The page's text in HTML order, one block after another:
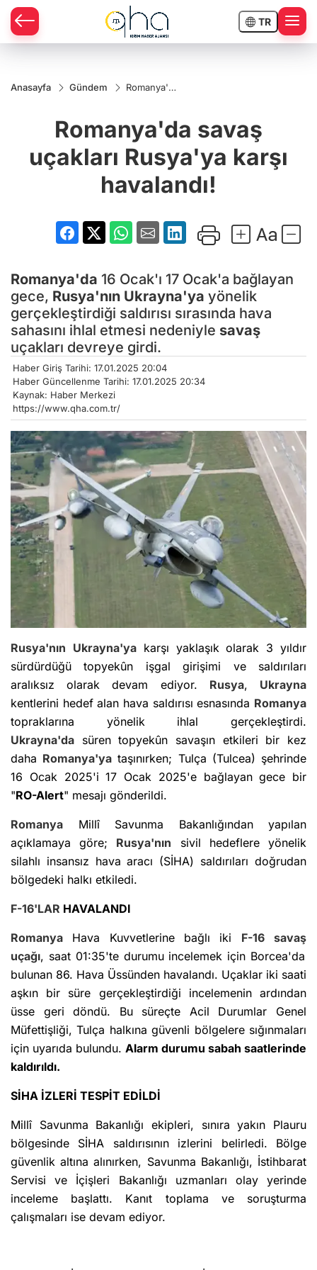
TR
Anasayfa Gündem
Romanya'da
Rusya'ya
karşı
havalandı!
Romanya'da savaş
uçakları Rusya'ya karşı
havalandı!
Romanya'da 16 Ocak'ı 17 Ocak'a bağlayan
gece, Rusya'nın Ukrayna'ya yönelik
gerçekleştirdiği saldırısı sırasında hava
sahasını ihlal etmesi nedeniyle savaş
uçakları devreye girdi.
Haber Giriş Tarihi: 17.01.2025 20:04
Haber Güncellenme Tarihi: 17.01.2025 20:34
Kaynak: Haber Merkezi
https://www.qha.com.tr/
Rusya'nın Ukrayna'yakarşı yaklaşık olarak 3 yıldır
sürdürdüğü topyekûn işgal girişimi ve saldırıları
aralıksız olarak devam ediyor. Rusya, Ukrayna
kentlerini hedef alan hava saldırısı esnasında Romanya
topraklarına yönelik ihlal gerçekleştirdi.
Ukrayna'da süren topyekûn savaşın etkileri bir kez
daha Romanya'ya taşınırken; Tulça (Tulcea) şehrinde
16 Ocak 2025'i 17 Ocak 2025'e bağlayan gece bir
"RO-Alert" mesajı gönderildi.
Romanya Millî Savunma Bakanlığından yapılan
açıklamaya göre; Rusya'nın sivil hedeflere yönelik
silahlı insansız hava aracı (SİHA) saldırıları doğrudan
bölgedeki halkı etkiledi.
F-16'LAR HAVALANDI
Romanya Hava Kuvvetlerine bağlı iki F-16
savaş
uçağı, saat 01:35'te durumu incelemek için Borcea'da
bulunan 86. Hava Üssünden havalandı. Uçaklar iki saati
aşkın bir süre gerçekleştirdiği incelemenin ardından
üsse geri döndü. Bu süreçte Acil Durumlar Genel
Müfettişliği, Tulça halkına güvenli bölgelere sığınmaları
için uyarıda bulundu. Alarm durumu sabah saatlerinde
kaldırıldı.
SİHA İZLERİ TESPİT EDİLDİ
Millî Savunma Bakanlığı ekipleri, sınıra yakın Plauru
bölgesinde SİHA saldırısının izlerini belirledi. Bölge
güvenlik altına alınırken, Savunma Bakanlığı, İstihbarat
Servisi ve İçişleri Bakanlığı uzmanları olay yerinde
inceleme başlattı. Kanıt toplama ve soruşturma
çalışmaları ise devam ediyor.